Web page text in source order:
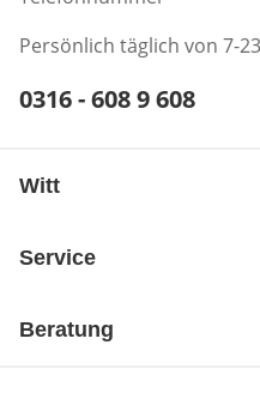
Persönlich täglich von 7-
Telefonnummer:
0316 - 608 9 608
Witt
Service
Beratung